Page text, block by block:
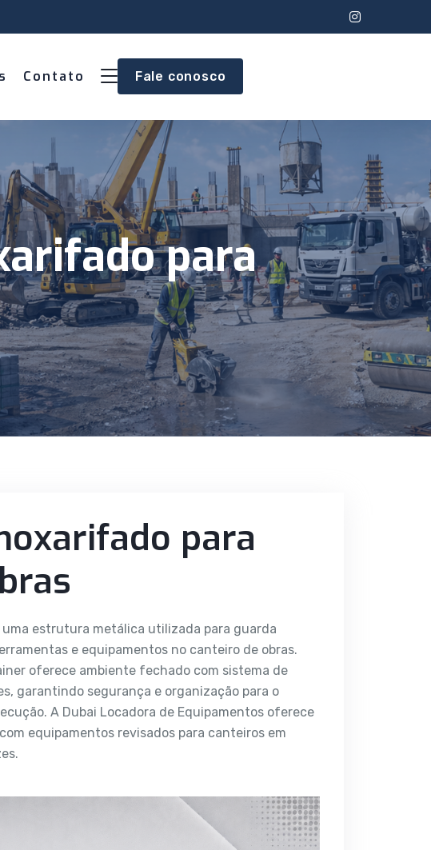
Contato Fale conosco
para
para
estrutura metálica utilizada para guarda
e equipamentos no canteiro de obras.
oferece ambiente fechado com sistema de
garantindo segurança e organização para o
A Dubai Locadora de Equipamentos oferece
equipamentos revisados para canteiros em